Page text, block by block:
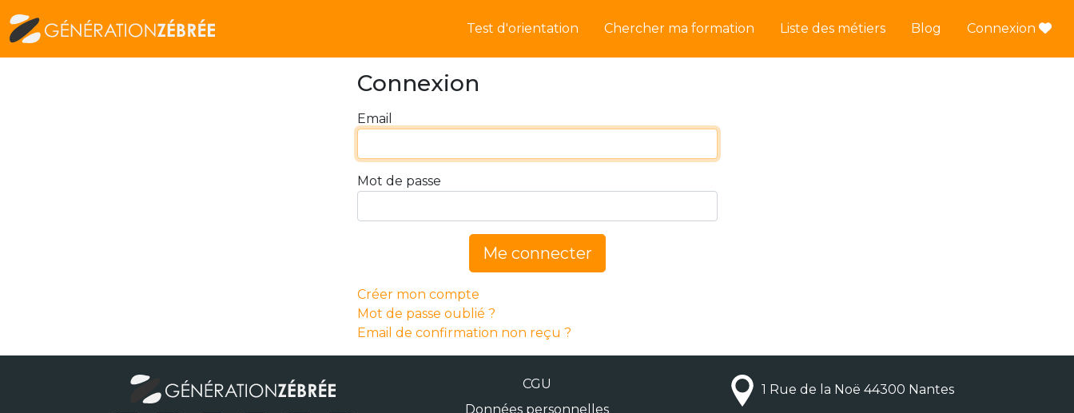
Test d'orientation Chercher ma formation Liste des métiers Blog Connexion
Connexion
Email
Mot de passe
Me connecter
Créer mon compte
Mot de passe oublié ?
Email de confirmation non reçu ?
CGU
Données personnelles
1 Rue de la Noë 44300 Nantes